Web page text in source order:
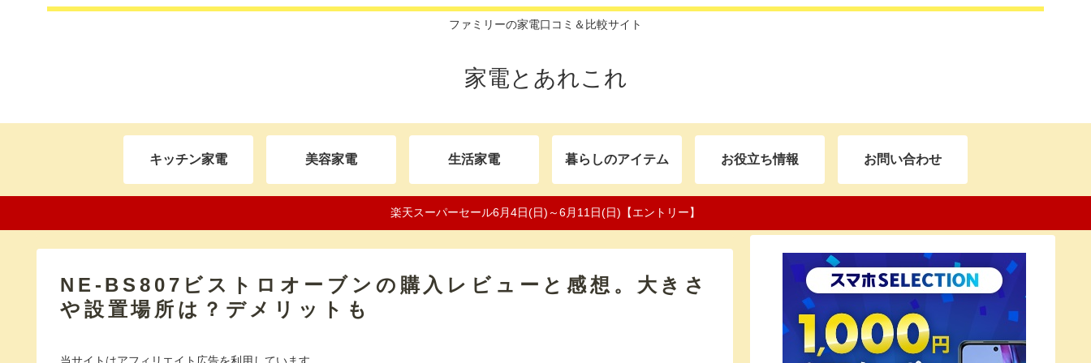
ファミリーの家電口コミ＆比較サイト
家電とあれこれ
キッチン家電 美容家電 生活家電 暮らしのアイテム お役立ち情報 お問い合わせ
楽天スーパーセール6月4日(日)～6月11日(日)【エントリー】
NE-BS807ビストロオーブンの購入レビューと感想。大きさ
や設置場所は？デメリットも